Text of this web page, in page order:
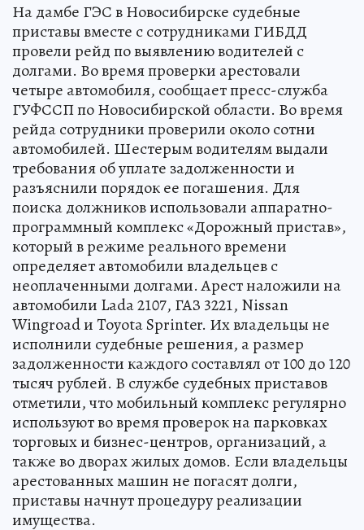
На дамбе ГЭС в Новосибирске судебные
приставы вместе с сотрудниками ГИБДД
провели рейд по выявлению водителей с
долгами. Во время проверки арестовали
четыре автомобиля, сообщает пресс-служба
ГУФССП по Новосибирской области. Во время
рейда сотрудники проверили около сотни
автомобилей. Шестерым водителям выдали
требования об уплате задолженности и
разъяснили порядок ее погашения. Для
поиска должников использовали аппаратно-
программный комплекс «Дорожный пристав»,
который в режиме реального времени
определяет автомобили владельцев с
неоплаченными долгами. Арест наложили на
автомобили Lada 2107, ГАЗ 3221, Nissan
Wingroad и Toyota Sprinter. Их владельцы не
исполнили судебные решения, а размер
задолженности каждого составлял от 100 до 120
тысяч рублей. В службе судебных приставов
отметили, что мобильный комплекс регулярно
используют во время проверок на парковках
торговых и бизнес-центров, организаций, а
также во дворах жилых домов. Если владельцы
арестованных машин не погасят долги,
приставы начнут процедуру реализации
имущества.